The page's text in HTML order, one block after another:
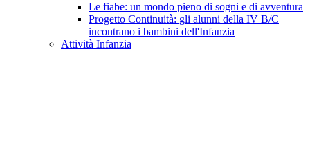
Le fiabe: un mondo pieno di sogni e di avventura
Progetto Continuità: gli alunni della IV B/C
incontrano i bambini dell'Infanzia
Attività Infanzia